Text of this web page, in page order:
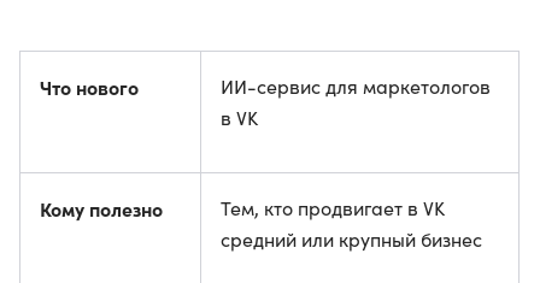
Что нового
ИИ-сервис для маркетологов
в VK
Кому полезно
Тем, кто продвигает в VK
средний или крупный бизнес